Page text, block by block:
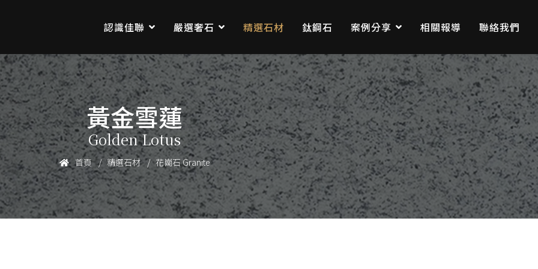
認識佳聯 嚴選奢石 精選石材 鈦鋼石 案例分享 相關報導 聯絡我們
黃金雪蓮
Golden Lotus
首頁 精選石材 花崗石 Granite